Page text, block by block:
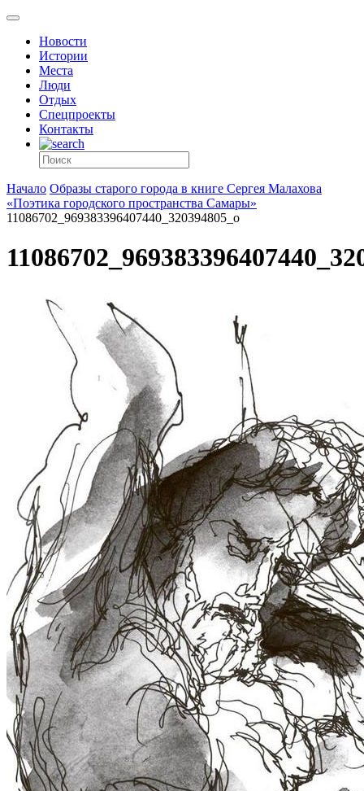
Новости
Истории
Места
Люди
Отдых
Спецпроекты
Контакты
Начало Образы старого города в книге Сергея Малахова
«Поэтика городского пространства Самары»
11086702_969383396407440_320394805_o